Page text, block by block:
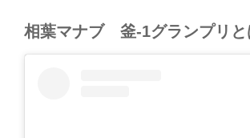
相葉マナブ 釜-1グランプリと